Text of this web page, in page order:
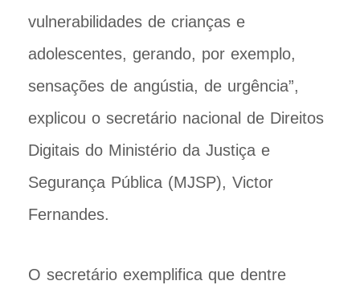
vulnerabilidades de crianças e
adolescentes, gerando, por exemplo,
sensações de angústia, de urgência”,
explicou o secretário nacional de Direitos
Digitais do Ministério da Justiça e
Segurança Pública (MJSP), Victor
Fernandes.
O secretário exemplifica que dentre